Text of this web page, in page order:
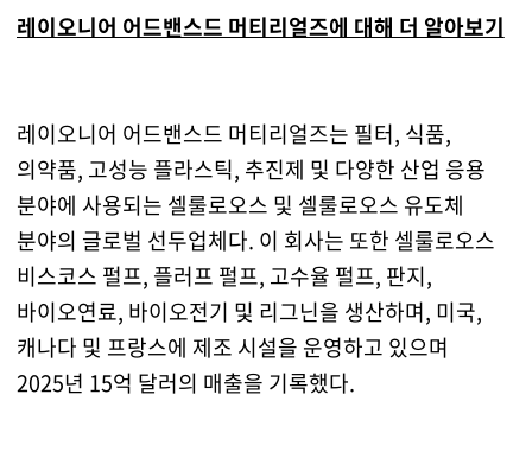
레이오니어 어드밴스드 머티리얼즈에 대해 더 알아보기
레이오니어 어드밴스드 머티리얼즈는 필터, 식품,
의약품, 고성능 플라스틱, 추진제 및 다양한 산업 응용
분야에 사용되는 셀룰로오스 및 셀룰로오스 유도체
분야의 글로벌 선두업체다. 이 회사는 또한 셀룰로오스
비스코스 펄프, 플러프 펄프, 고수율 펄프, 판지,
바이오연료, 바이오전기 및 리그닌을 생산하며, 미국,
캐나다 및 프랑스에 제조 시설을 운영하고 있으며
2025년 15억 달러의 매출을 기록했다.